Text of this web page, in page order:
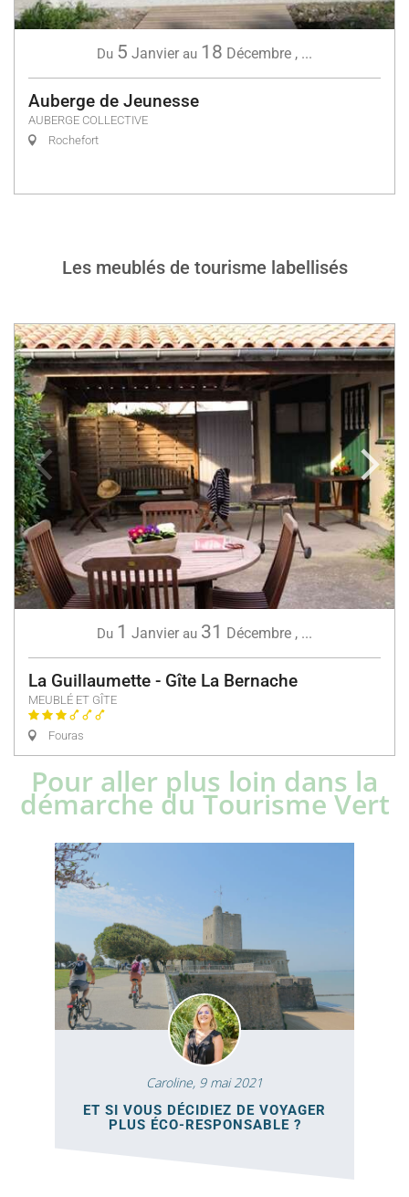
Du 5 Janvier au 18 Décembre , ...
Auberge de Jeunesse
AUBERGE COLLECTIVE
Rochefort
Les meublés de tourisme labellisés
Du 1 Janvier au 31 Décembre , ...
La Guillaumette - Gîte La Bernache
MEUBLÉ ET GÎTE
Fouras
Pour aller plus loin dans la
démarche du Tourisme Vert
Caroline, 9 mai 2021
ET SI VOUS DÉCIDIEZ DE VOYAGER
PLUS ÉCO-RESPONSABLE ?